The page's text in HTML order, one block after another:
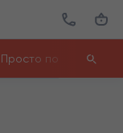
Просто поесть